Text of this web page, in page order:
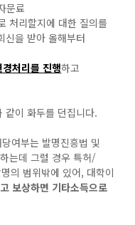
문료
처리할지에 대한 질의를
신을 받아 올해부터
처리를 진행하고
같이 화두를 던집니다.
여부는 발명진흥법 및
는데 그럴 경우 특허/
의 범위밖에 있어, 대학이
보상하면 기타소득으로